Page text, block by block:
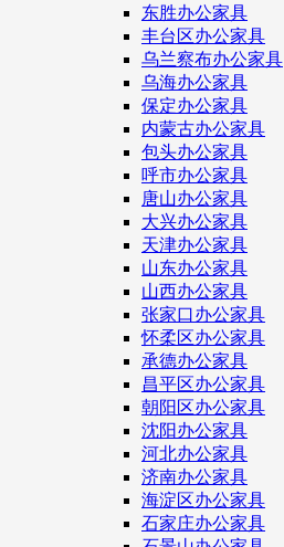
东胜办公家具
丰台区办公家具
乌兰察布办公家具
乌海办公家具
保定办公家具
内蒙古办公家具
包头办公家具
呼市办公家具
唐山办公家具
大兴办公家具
天津办公家具
山东办公家具
山西办公家具
张家口办公家具
怀柔区办公家具
承德办公家具
昌平区办公家具
朝阳区办公家具
沈阳办公家具
河北办公家具
济南办公家具
海淀区办公家具
石家庄办公家具